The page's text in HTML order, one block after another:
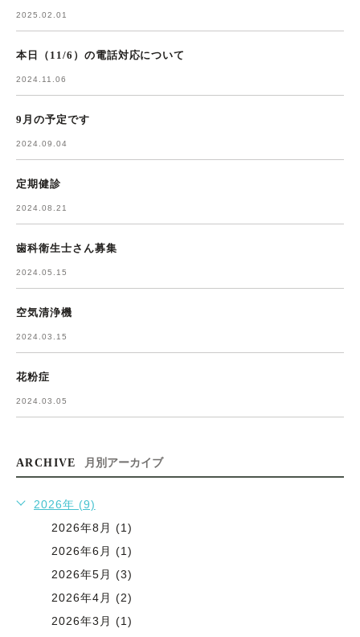
2025.02.01
本日（11/6）の電話対応について
2024.11.06
9月の予定です
2024.09.04
定期健診
2024.08.21
歯科衛生士さん募集
2024.05.15
空気清浄機
2024.03.15
花粉症
2024.03.05
ARCHIVE 月別アーカイブ
2026年 (9)
2026年8月 (1)
2026年6月 (1)
2026年5月 (3)
2026年4月 (2)
2026年3月 (1)